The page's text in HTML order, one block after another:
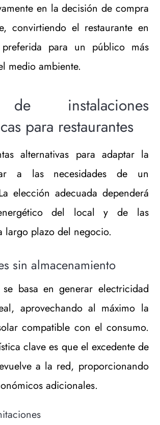
en la decisión de compra
convirtiendo el restaurante en
para un público más
medio ambiente.
instalaciones
para restaurantes
alternativas para adaptar la
a las necesidades de un
elección adecuada dependerá
del local y de las
largo plazo del negocio.
sin almacenamiento
basa en generar electricidad
aprovechando al máximo la
compatible con el consumo.
clave es que el excedente de
a la red, proporcionando
adicionales.